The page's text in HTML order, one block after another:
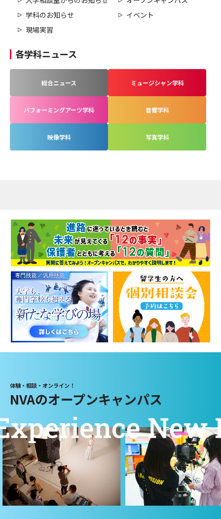
学科のお知らせ
イベント
現場実習
各学科ニュース
総合ニュース ミュージシャン学科
パフォーミングアーツ学科 音響学科
映像学科 写真学科
体験・相談・オンライン！
NVAのオープンキャンパス